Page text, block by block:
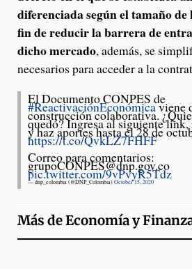
diferenciada según el tamaño de
fin de reducir la barrera de
dicho mercado, además, se
necesarios para acceder a la
El Documento CONPES de
#ReactivaciónEconómicaviene
construcción colaborativa.
quedó? Ingresa al siguiente
y haz aportes hasta el 28 de
https://t.co/QvkLZ7FHFF
Correo para comentarios:
grupoCONPES@dnp.gov.co
pic.twitter.com/9vPvyR5Tdz
— dnp_colombia (@DNP_Colombia) October 15, 2020
Más deEconomía y